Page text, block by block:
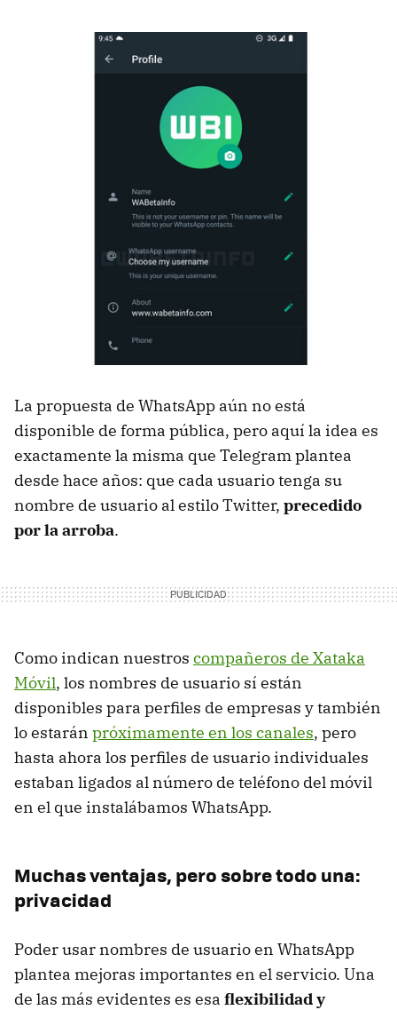
La propuesta de WhatsApp aún no está
disponible de forma pública, pero aquí la idea es
exactamente la misma que Telegram plantea
desde hace años: que cada usuario tenga su
nombre de usuario al estilo Twitter, precedido
por la arroba.
Como indican nuestros compañeros de Xataka
Móvil, los nombres de usuario sí están
disponibles para perfiles de empresas y también
lo estarán próximamente en los canales, pero
hasta ahora los perfiles de usuario individuales
estaban ligados al número de teléfono del móvil
en el que instalábamos WhatsApp.
Muchas ventajas, pero sobre todo una:
privacidad
Poder usar nombres de usuario en WhatsApp
plantea mejoras importantes en el servicio. Una
de las más evidentes es esa flexibilidad y